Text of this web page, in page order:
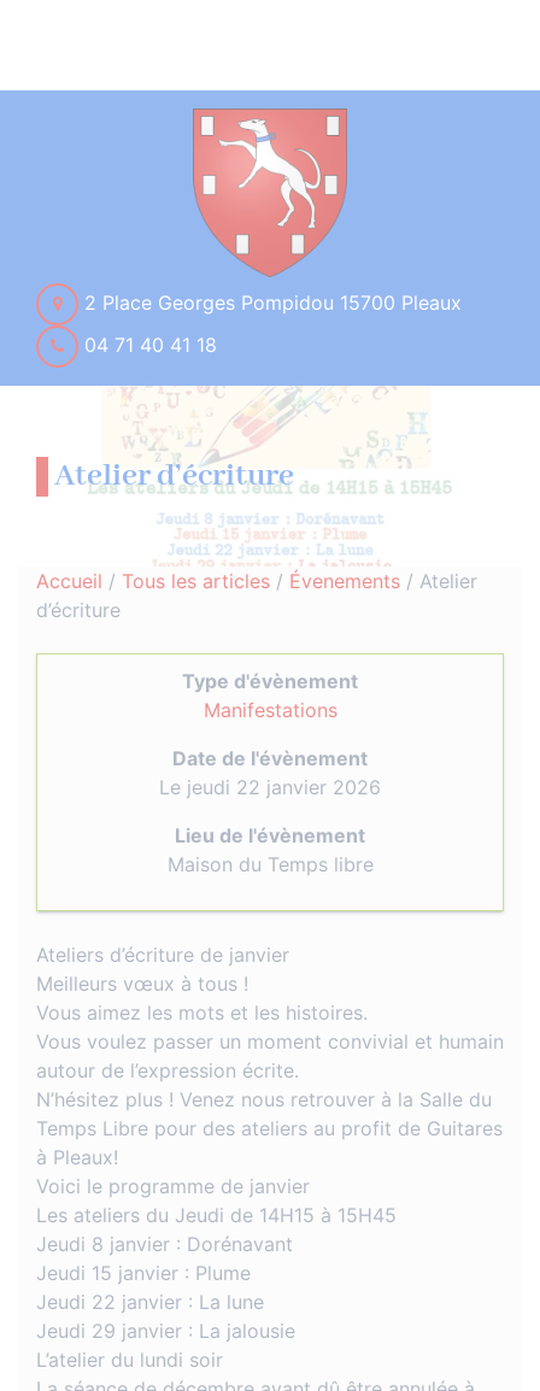
2 Place Georges Pompidou 15700 Pleaux
04 71 40 41 18
Atelier d’écriture
Accueil / Tous les articles / Évenements / Atelier
d’écriture
Type d'évènement
Manifestations
Date de l'évènement
Le jeudi 22 janvier 2026
Lieu de l'évènement
Maison du Temps libre
Ateliers d’écriture de janvier
Meilleurs vœux à tous !
Vous aimez les mots et les histoires.
Vous voulez passer un moment convivial et humain
autour de l’expression écrite.
N’hésitez plus ! Venez nous retrouver à la Salle du
Temps Libre pour des ateliers au profit de Guitares
à Pleaux!
Voici le programme de janvier
Les ateliers du Jeudi de 14H15 à 15H45
Jeudi 8 janvier : Dorénavant
Jeudi 15 janvier : Plume
Jeudi 22 janvier : La lune
Jeudi 29 janvier : La jalousie
L’atelier du lundi soir